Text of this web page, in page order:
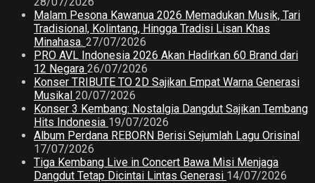
Malam Pesona Kawanua 2026 Memadukan Musik, Tari
Tradisional, Kolintang, Hingga Tradisi Lisan Khas
Minahasa. 27/07/2026
PRO AVL Indonesia 2026 Akan Hadirkan 60 Brand dari
12 Negara 26/07/2026
Konser TRIBUTE TO 2D Sajikan Empat Warna Generasi
Musikal 20/07/2026
Konser 3 Kembang: Nostalgia Dangdut Sajikan Tembang
Hits Indonesia 19/07/2026
Album Perdana REBORN Berisi Sejumlah Lagu Orisinal
17/07/2026
Tiga Kembang Live in Concert Bawa Misi Menjaga
Dangdut Tetap Dicintai Lintas Generasi 14/07/2026